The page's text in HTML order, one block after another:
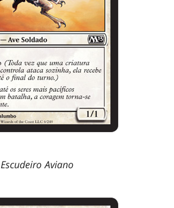
Escudeiro Aviano